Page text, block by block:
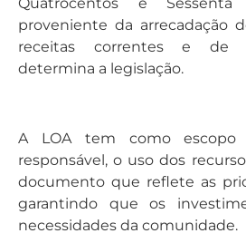
proveniente da arrecadação
receitas correntes e de
determina a legislação.
A LOA tem como escopo
responsável, o uso dos
documento que reflete as
garantindo que os
necessidades da comunidade.